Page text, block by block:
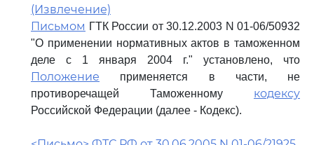
(Извлечение)
Письмом ГТК России от 30.12.2003 N 01-06/50932
"О применении нормативных актов в таможенном
деле с 1 января 2004 г." установлено, что
Положение применяется в части, не
противоречащей Таможенному кодексу
Российской Федерации (далее - Кодекс).